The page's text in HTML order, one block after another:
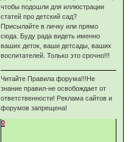
чтобы подошли для иллюстрации
статей про детский сад?
Присылайте в личку или прямо
сюда. Буду рада видеть именно
ваших деток, ваши детсады, ваших
воспитателей. Только это срочно!!!
Читайте Правила форума!!!Не
знание правил-не освобождает от
ответственности! Реклама сайтов и
форумов запрещена!
0